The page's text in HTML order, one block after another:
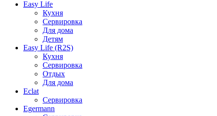
Easy Life
Кухня
Сервировка
Для дома
Детям
Easy Life (R2S)
Кухня
Сервировка
Отдых
Для дома
Eclat
Сервировка
Egermann